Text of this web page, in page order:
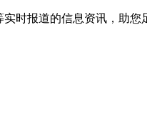
时报道的信息资讯，助您